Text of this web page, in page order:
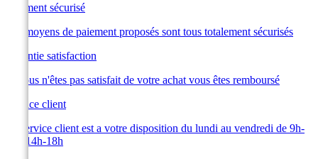
Paiement sécurisé
Les moyens de paiement proposés sont tous totalement sécurisés
Garantie satisfaction
Si vous n'êtes pas satisfait de votre achat vous êtes remboursé
Service client
Le service client est a votre disposition du lundi au vendredi de 9h-
12h 14h-18h